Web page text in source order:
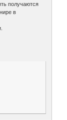
получаются
в